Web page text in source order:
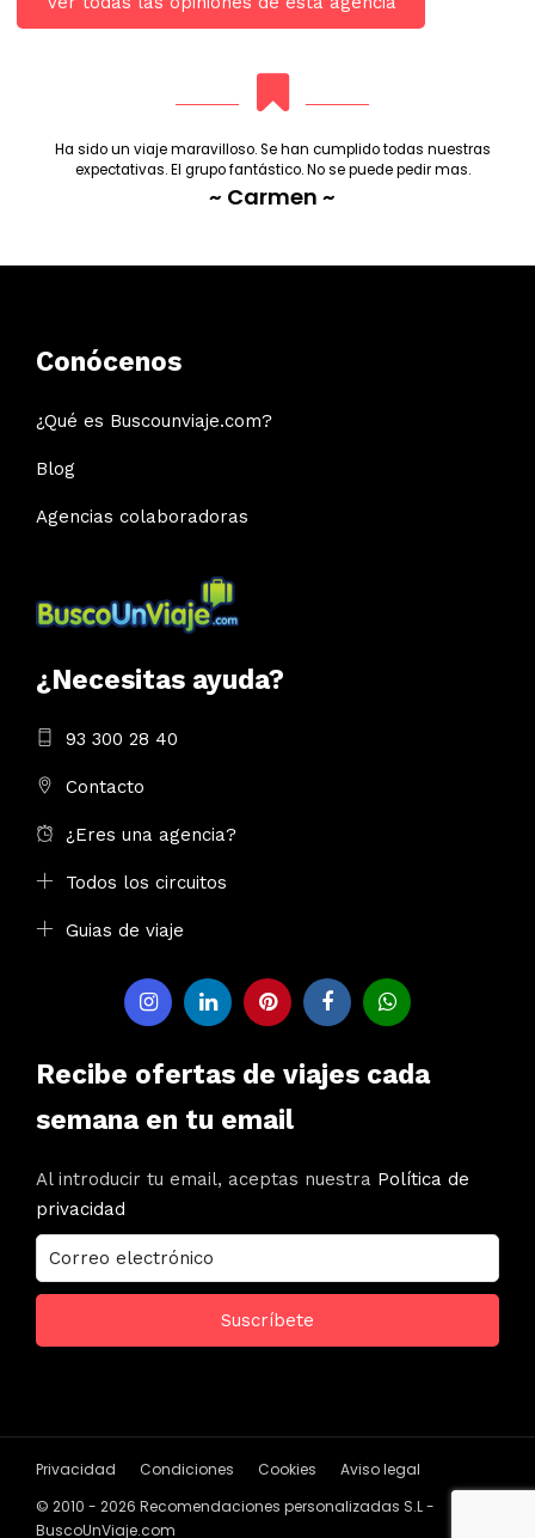
Ha sido un viaje maravilloso. Se han cumplido todas nuestras
expectativas. El grupo fantástico. No se puede pedir mas.
~ Carmen ~
Conócenos
¿Qué es Buscounviaje.com?
Blog
Agencias colaboradoras
¿Necesitas ayuda?
93 300 28 40
Contacto
¿Eres una agencia?
Todos los circuitos
Guias de viaje
Recibe ofertas de viajes cada
semana en tu email
Al introducir tu email, aceptas nuestra Política de
privacidad
Privacidad Condiciones Cookies
Aviso legal
© 2010 - 2026 Recomendaciones personalizadas S.L -
BuscoUnViaje.com